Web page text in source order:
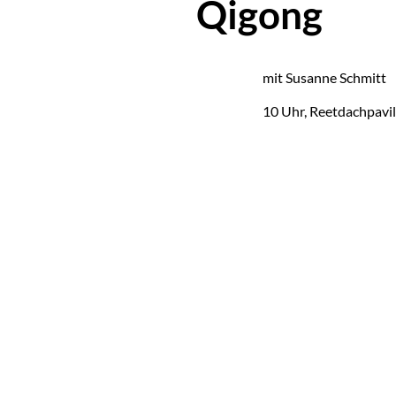
Qigong
mit Su­san­ne Schmitt
10 Uhr,